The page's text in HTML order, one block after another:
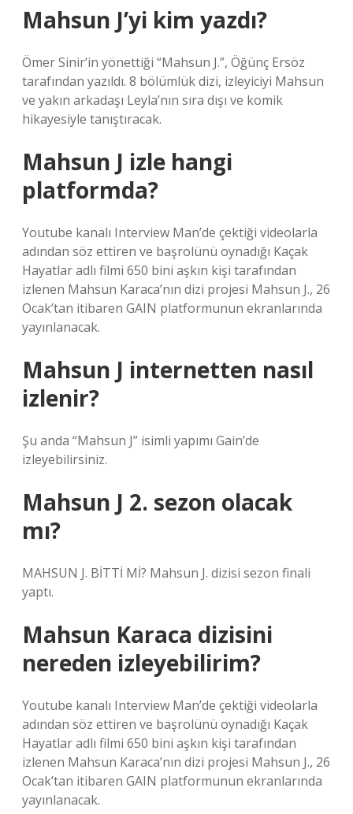
Mahsun J’yi kim yazdı?
Ömer Sinir’in yönettiği “Mahsun J.”, Öğünç Ersöz
tarafından yazıldı. 8 bölümlük dizi, izleyiciyi Mahsun
ve yakın arkadaşı Leyla’nın sıra dışı ve komik
hikayesiyle tanıştıracak.
Mahsun J izle hangi
platformda?
Youtube kanalı Interview Man’de çektiği videolarla
adından söz ettiren ve başrolünü oynadığı Kaçak
Hayatlar adlı filmi 650 bini aşkın kişi tarafından
izlenen Mahsun Karaca’nın dizi projesi Mahsun J., 26
Ocak’tan itibaren GAIN platformunun ekranlarında
yayınlanacak.
Mahsun J internetten nasıl
izlenir?
Şu anda “Mahsun J” isimli yapımı Gain’de
izleyebilirsiniz.
Mahsun J 2. sezon olacak
mı?
MAHSUN J. BİTTİ Mİ? Mahsun J. dizisi sezon finali
yaptı.
Mahsun Karaca dizisini
nereden izleyebilirim?
Youtube kanalı Interview Man’de çektiği videolarla
adından söz ettiren ve başrolünü oynadığı Kaçak
Hayatlar adlı filmi 650 bini aşkın kişi tarafından
izlenen Mahsun Karaca’nın dizi projesi Mahsun J., 26
Ocak’tan itibaren GAIN platformunun ekranlarında
yayınlanacak.